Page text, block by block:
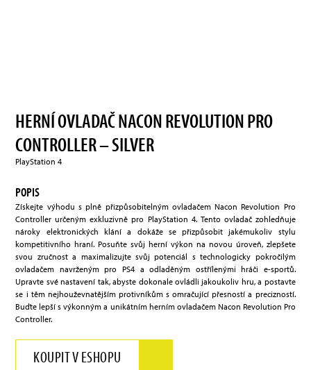
HERNÍ OVLADAČ NACON REVOLUTION PRO
CONTROLLER – SILVER
PlayStation 4
POPIS
Získejte výhodu s plně přizpůsobitelným ovladačem Nacon Revolution Pro
Controller určeným exkluzivně pro PlayStation 4. Tento ovladač zohledňuje
nároky elektronických klání a dokáže se přizpůsobit jakémukoliv stylu
kompetitivního hraní. Posuňte svůj herní výkon na novou úroveň, zlepšete
svou zručnost a maximalizujte svůj potenciál s technologicky pokročilým
ovladačem navrženým pro PS4 a odladěným ostřílenými hráči e-sportů.
Upravte své nastavení tak, abyste dokonale ovládli jakoukoliv hru, a postavte
se i těm nejhouževnatějším protivníkům s omračující přesností a precizností.
Buďte lepší s výkonným a unikátním herním ovladačem Nacon Revolution Pro
Controller.
KOUPIT V ESHOPU